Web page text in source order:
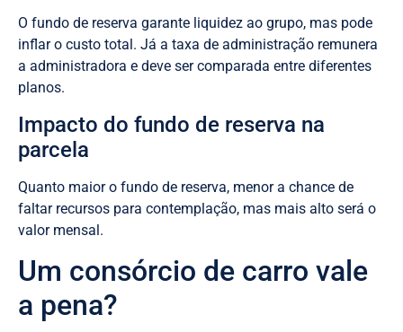
O fundo de reserva garante liquidez ao grupo, mas pode
inflar o custo total. Já a taxa de administração remunera
a administradora e deve ser comparada entre diferentes
planos.
Impacto do fundo de reserva na
parcela
Quanto maior o fundo de reserva, menor a chance de
faltar recursos para contemplação, mas mais alto será o
valor mensal.
Um consórcio de carro vale
a pena?